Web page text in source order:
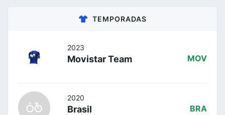
TEMPORADAS
2023
Movistar Team MOV
2020
Brasil BRA